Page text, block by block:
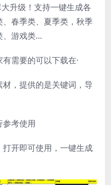
升级！支持一键生成各
春季类、夏季类，秋季
、游戏类…
需要的可以下载在·
，提供的是关键词，导
参考使用
开即可使用，一键生成